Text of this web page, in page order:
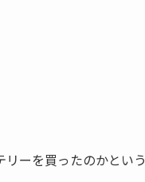
ーを買ったのかという